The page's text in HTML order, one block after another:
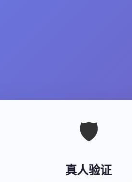
🛡️
真人验证